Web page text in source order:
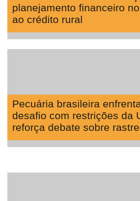
planejamento financeiro
ao crédito rural
Pecuária brasileira
desafio com restrições da
reforça debate sobre